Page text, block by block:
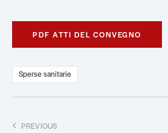
PDF ATTI DEL CONVEGNO
Sperse sanitarie
PREVIOUS